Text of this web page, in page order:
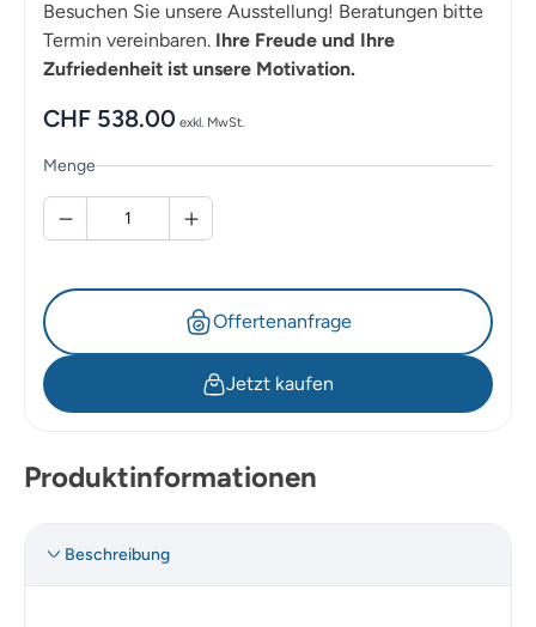
Besuchen Sie unsere Ausstellung! Beratungen bitte
Termin vereinbaren. Ihre Freude und Ihre
Zufriedenheit ist unsere Motivation.
CHF 538.00 exkl. MwSt.
Menge
Offertenanfrage
Jetzt kaufen
Produktinformationen
Beschreibung